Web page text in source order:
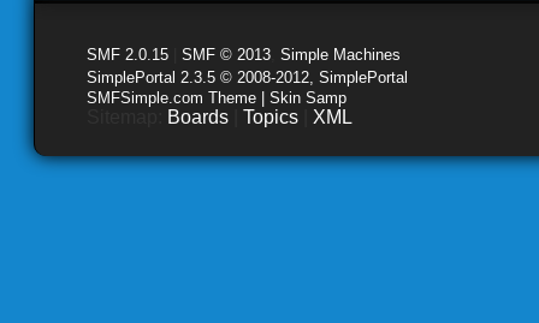
SMF 2.0.15 SMF © 2013 Simple Machines
SimplePortal 2.3.5 © 2008-2012, SimplePortal
SMFSimple.com Theme | Skin Samp
Boards Topics XML